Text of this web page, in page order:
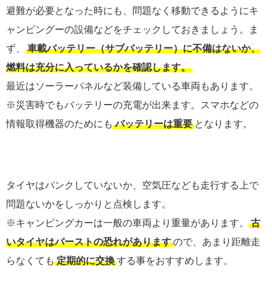
避難が必要となった時にも、問題なく移動できるようにキ
ャンピングーの設備などをチェックしておきましょう。ま
ず、
車載バッテリー（サブバッテリー）に不備はないか、
燃料は充分に入っているかを確認します。
最近はソーラーパネルなど装備している車両もあります。
※災害時でもバッテリーの充電が出来ます。スマホなどの
情報取得機器のためにも バッテリーは重要 となります。
タイヤはパンクしていないか、空気圧なども走行する上で
問題ないかをしっかりと点検します。
※キャンピングカーは一般の車両より重量があります。
古
いタイヤはバーストの恐れがありますので、あまり距離走
らなくても 定期的に交換する事をおすすめします。